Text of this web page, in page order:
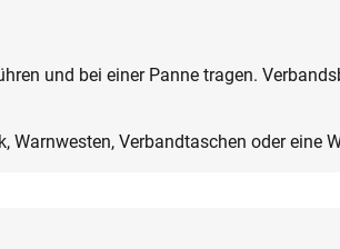
und bei einer Panne tragen.
Warnwesten, Verbandtaschen oder eine